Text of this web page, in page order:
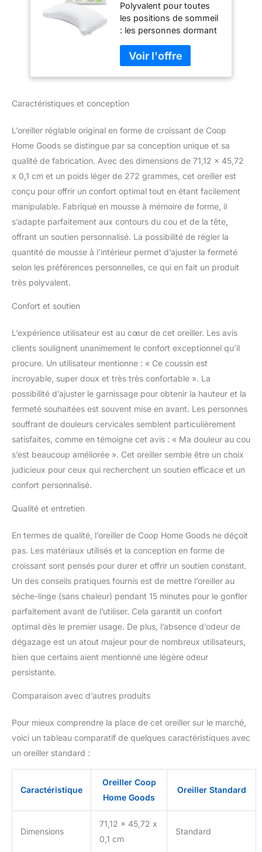
Oreiller réglable en
forme de croissant
de mousse pour
grand lit – Ferme
moyenne pour les
personnes dormant
sur le dos et sur le
US/GREENGUARD
Polyvalent pour toutes
les positions de sommeil
: les personnes dormant
adorent le bon loft pour
toutes les formes et
tailles. Le support
latéral facilite le
l'autre. Remplissage
entièrement réglable :
même Oomph. comme
tous les oreillers Coop.
Ajoutez ou retirez le
rembourrage pour un
bon alignement, les
cou Coop Home Goods
pour dormir sont parfaits
pour toutes les formes et
tailles. Meilleurs
forme Oomph et
rembourrage en
microfibre pour un
confort ultime. Les
GreenGuard Gold et
Certipur-US garantissent
des matériaux sûrs.
Forme croissant : fournit
supplémentaire autour
des épaules et du cou,
pour soulager les
douleurs au cou et aux
épaules. Parfait pour une
nuit de sommeil
confortable : le design
unique de l'oreiller
croissant de lit et le
font le choix idéal pour
une expérience de
sommeil réparatrice et
Caractéristiques et conception
L’oreiller réglable original en forme de croissant de Coop
Home Goods se distingue par sa conception unique et sa
qualité de fabrication. Avec des dimensions de 71,12 x 45,72
x 0,1 cm et un poids léger de 272 grammes, cet oreiller est
conçu pour offrir un confort optimal tout en étant facilement
manipulable. Fabriqué en mousse à mémoire de forme, il
s’adapte parfaitement aux contours du cou et de la tête,
offrant un soutien personnalisé. La possibilité de régler la
quantité de mousse à l’intérieur permet d’ajuster la fermeté
selon les préférences personnelles, ce qui en fait un produit
très polyvalent.
Confort et soutien
L’expérience utilisateur est au cœur de cet oreiller. Les avis
clients soulignent unanimement le confort exceptionnel qu’il
procure. Un utilisateur mentionne : « Ce coussin est
incroyable, super doux et très très confortable ». La
possibilité d’ajuster le garnissage pour obtenir la hauteur et la
fermeté souhaitées est souvent mise en avant. Les personnes
souffrant de douleurs cervicales semblent particulièrement
satisfaites, comme en témoigne cet avis : « Ma douleur au cou
s’est beaucoup améliorée ». Cet oreiller semble être un choix
judicieux pour ceux qui recherchent un soutien efficace et un
confort personnalisé.
Qualité et entretien
En termes de qualité, l’oreiller de Coop Home Goods ne déçoit
pas. Les matériaux utilisés et la conception en forme de
croissant sont pensés pour durer et offrir un soutien constant.
Un des conseils pratiques fournis est de mettre l’oreiller au
sèche-linge (sans chaleur) pendant 15 minutes pour le gonfler
parfaitement avant de l’utiliser. Cela garantit un confort
optimal dès le premier usage. De plus, l’absence d’odeur de
dégazage est un atout majeur pour de nombreux utilisateurs,
bien que certains aient mentionné une légère odeur
persistante.
Comparaison avec d’autres produits
Pour mieux comprendre la place de cet oreiller sur le marché,
voici un tableau comparatif de quelques caractéristiques avec
un oreiller standard :
Caractéristique
Oreiller Coop
Home Goods
Oreiller Standard
Dimensions
71,12 x 45,72 x
0,1 cm
Standard